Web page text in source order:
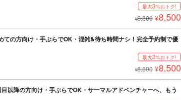
最大3%おトク!
¥8,800 ¥8,500
ての方向け・手ぶらでOK・混雑&待ち時間ナシ！完全予約制で優
最大3%おトク!
¥8,800 ¥8,500
以降の方向け・手ぶらでOK・サーマルアドベンチャーへ、もう